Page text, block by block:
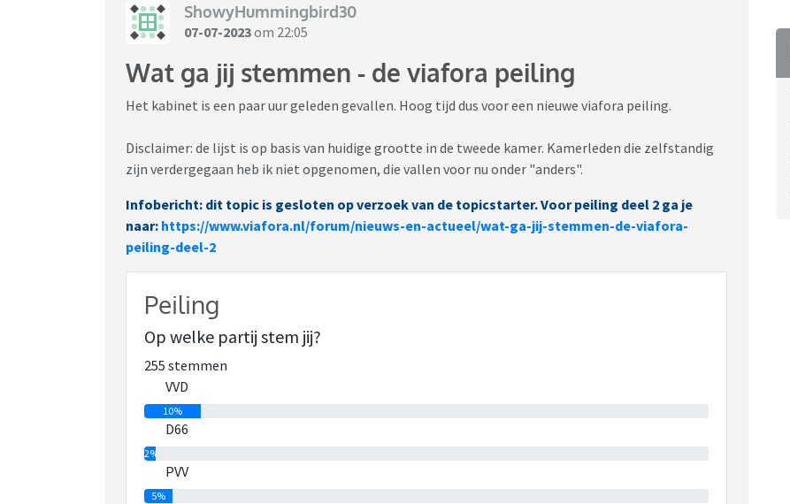
ShowyHummingbird30
07-07-2023om 22:05
Wat ga jij stemmen - de viafora peiling
Het kabinet is een paar uur geleden gevallen. Hoog tijd dus voor een nieuwe viafora peiling.
Disclaimer: de lijst is op basis van huidige grootte in de tweede kamer. Kamerleden die zelfstandig
zijn verdergegaan heb ik niet opgenomen, die vallen voor nu onder "anders".
Infobericht: dit topic is gesloten op verzoek van de topicstarter. Voor peiling deel 2 ga je
naar: https://www.viafora.nl/forum/nieuws-en-actueel/wat-ga-jij-stemmen-de-viafora-
peiling-deel-2
Peiling
Op welke partij stem jij?
255 stemmen
VVD
10%
D66
2%
PVV
5%